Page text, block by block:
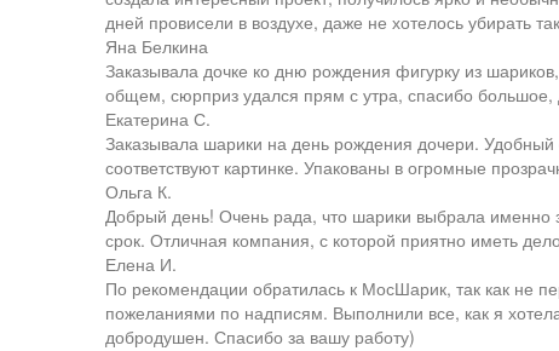
дней провисели в воздухе, даже не хотелось убирать
Яна Белкина
Заказывала дочке ко дню рождения фигурку из
общем, сюрприз удался прям с утра, спасибо
Екатерина С.
Заказывала шарики на день рождения дочери.
соответствуют картинке. Упакованы в огромные
Ольга К.
Добрый день! Очень рада, что шарики выбрала
срок. Отличная компания, с которой приятно иметь
Елена И.
По рекомендации обратилась к МосШарик, так как не
пожеланиями по надписям. Выполнили все, как я
добродушен. Спасибо за вашу работу)